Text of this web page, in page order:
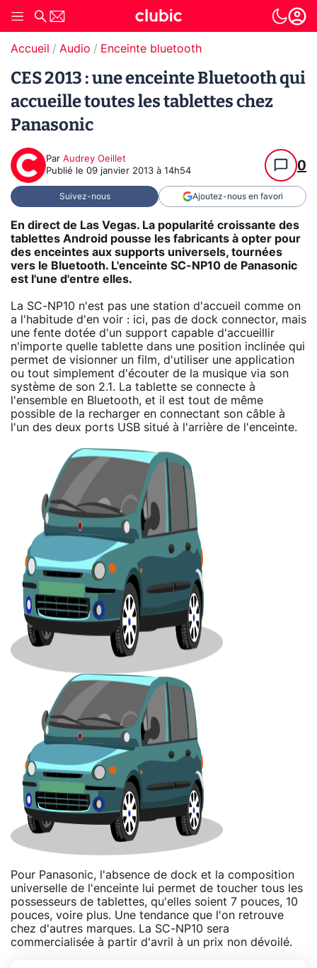
Accueil Audio Enceinte bluetooth
CES 2013 : une enceinte Bluetooth qui
accueille toutes les tablettes chez
Panasonic
Par Audrey Oeillet
Publié le 09 janvier 2013 à 14h54 0
Suivez-nous Ajoutez-nous en favori
En direct de Las Vegas. La popularité croissante des
tablettes Android pousse les fabricants à opter pour
des enceintes aux supports universels, tournées
vers le Bluetooth. L'enceinte SC-NP10 de Panasonic
est l'une d'entre elles.
La SC-NP10 n'est pas une station d'accueil comme on
a l'habitude d'en voir : ici, pas de dock connector, mais
une fente dotée d'un support capable d'accueillir
n'importe quelle tablette dans une position inclinée qui
permet de visionner un film, d'utiliser une application
ou tout simplement d'écouter de la musique via son
système de son 2.1. La tablette se connecte à
l'ensemble en Bluetooth, et il est tout de même
possible de la recharger en connectant son câble à
l'un des deux ports USB situé à l'arrière de l'enceinte.
Pour Panasonic, l'absence de dock et la composition
universelle de l'enceinte lui permet de toucher tous les
possesseurs de tablettes, qu'elles soient 7 pouces, 10
pouces, voire plus. Une tendance que l'on retrouve
chez d'autres marques. La SC-NP10 sera
commercialisée à partir d'avril à un prix non dévoilé.